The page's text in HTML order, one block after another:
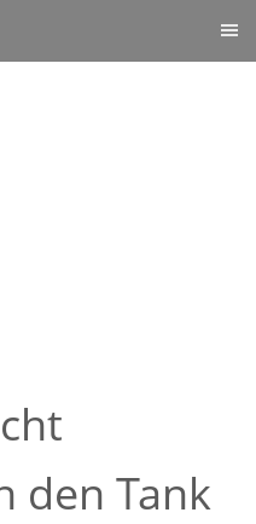
den Tank